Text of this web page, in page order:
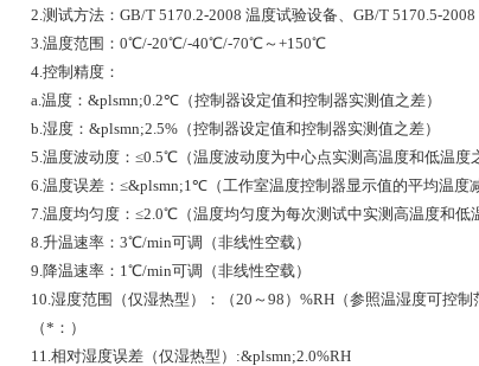
2.测试方法：GB/T 5170.2-2008 温度试验设备、GB/T 5170.5-
3.温度范围：0℃/-20℃/-40℃/-70℃～+150℃
4.控制精度：
a.温度：&plsmn;0.2℃（控制器设定值和控制器实测值之差）
b.湿度：&plsmn;2.5%（控制器设定值和控制器实测值之差）
5.温度波动度：≤0.5℃（温度波动度为中心点实测高温度和低温度
6.温度误差：≤&plsmn;1℃（工作室温度控制器显示值的平均温度
7.温度均匀度：≤2.0℃（温度均匀度为每次测试中实测高温度和低
8.升温速率：3℃/min可调（非线性空载）
9.降温速率：1℃/min可调（非线性空载）
10.湿度范围（仅湿热型）：（20～98）%RH（参照温湿度可控
（*：）
11.相对湿度误差（仅湿热型）:&plsmn;2.0%RH